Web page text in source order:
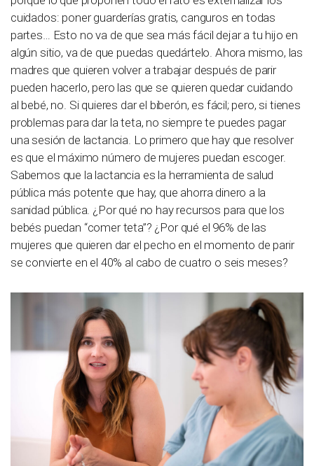
cuidados: poner guarderías gratis, canguros en todas
partes… Esto no va de que sea más fácil dejar a tu hijo en
algún sitio, va de que puedas quedártelo. Ahora mismo, las
madres que quieren volver a trabajar después de parir
pueden hacerlo, pero las que se quieren quedar cuidando
al bebé, no. Si quieres dar el biberón, es fácil; pero, si tienes
problemas para dar la teta, no siempre te puedes pagar
una sesión de lactancia. Lo primero que hay que resolver
es que el máximo número de mujeres puedan escoger.
Sabemos que la lactancia es la herramienta de salud
pública más potente que hay, que ahorra dinero a la
sanidad pública. ¿Por qué no hay recursos para que los
bebés puedan “comer teta”? ¿Por qué el 96% de las
mujeres que quieren dar el pecho en el momento de parir
se convierte en el 40% al cabo de cuatro o seis meses?